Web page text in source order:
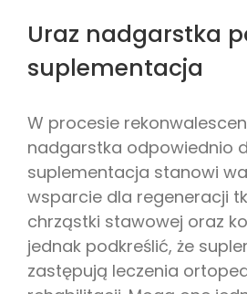
Uraz nadgarstka
suplementacja
W procesie
nadgarstka odpowiednio
suplementacja stanowi
wsparcie dla regeneracji
chrząstki stawowej oraz
jednak podkreślić, że
zastępują leczenia